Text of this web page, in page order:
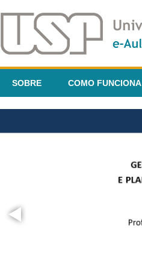
SOBRE COMO FUNCIONA